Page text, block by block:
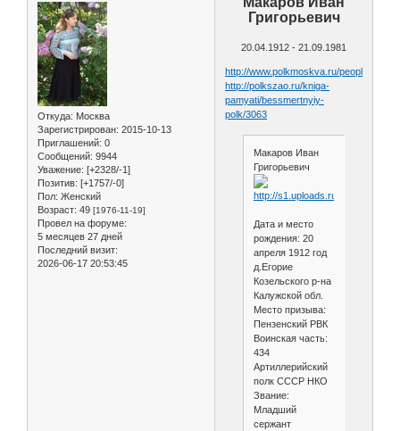
Откуда: Москва
Зарегистрирован: 2015-10-13
Приглашений: 0
Сообщений: 9944
Уважение: [+2328/-1]
Позитив: [+1757/-0]
Пол: Женский
Возраст: 49 [1976-11-19]
Провел на форуме:
5 месяцев 27 дней
Последний визит:
2026-06-17 20:53:45
Григорьевич
20.04.1912 - 21.09.1981
http://www.polkmoskva.ru/people/
http://polkszao.ru/kniga-
pamyati/bessmertnyiy-
polk/3063
Макаров Иван
Григорьевич
Дата и место
рождения: 20
апреля 1912 год
д.Егорие
Козельского р-на
Калужской обл.
Место призыва:
Пензенский РВК
Воинская часть:
434
Артиллерийский
полк СССР НКО
Звание:
Младший
сержант